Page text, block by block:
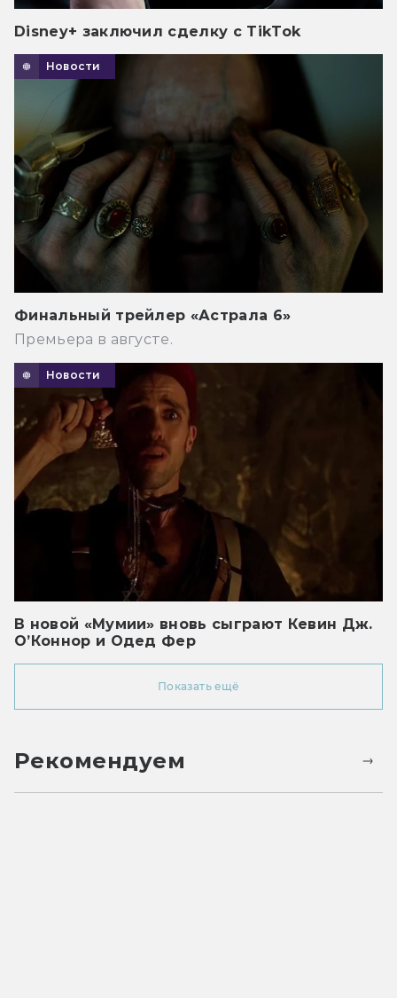
Disney+ заключил сделку с TikTok
Новости
Финальный трейлер «Астрала 6»
Премьера в августе.
Новости
В новой «Мумии» вновь сыграют Кевин Дж.
О’Коннор и Одед Фер
Показать ещё
Рекомендуем